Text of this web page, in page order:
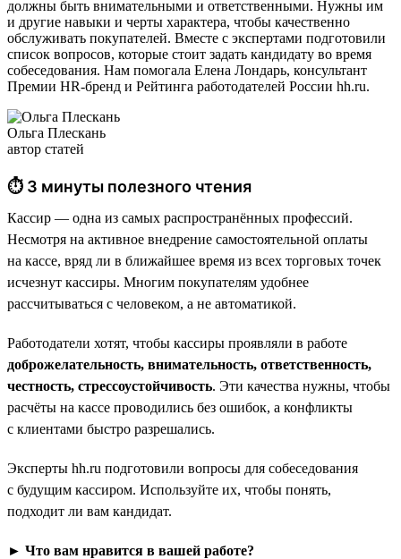
должны быть внимательными и ответственными. Нужны им
и другие навыки и черты характера, чтобы качественно
обслуживать покупателей. Вместе с экспертами подготовили
список вопросов, которые стоит задать кандидату во время
собеседования. Нам помогала Елена Лондарь, консультант
Премии HR-бренд и Рейтинга работодателей России hh.ru.
Ольга Плескань
автор статей
⏱ 3 минуты полезного чтения
Кассир — одна из самых распространённых профессий.
Несмотря на активное внедрение самостоятельной оплаты
на кассе, вряд ли в ближайшее время из всех торговых точек
исчезнут кассиры. Многим покупателям удобнее
рассчитываться с человеком, а не автоматикой.
Работодатели хотят, чтобы кассиры проявляли в работе
доброжелательность, внимательность, ответственность,
честность, стрессоустойчивость. Эти качества нужны, чтобы
расчёты на кассе проводились без ошибок, а конфликты
с клиентами быстро разрешались.
Эксперты hh.ru подготовили вопросы для собеседования
с будущим кассиром. Используйте их, чтобы понять,
подходит ли вам кандидат.
► Что вам нравится в вашей работе?